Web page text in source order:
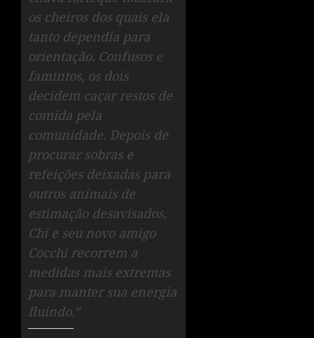
os cheiros dos quais ela
tanto dependia para
orientação. Confusos e
famintos, os dois
decidem caçar restos de
comida pela
comunidade. Depois de
procurar sobras e
refeições deixadas para
outros animais de
estimação desavisados,
Chi e seu novo amigo
Cocchi recorrem a
medidas mais extremas
para manter sua energia
fluindo.”